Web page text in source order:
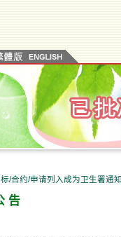
/合约/申请列入成为卫生署通
告